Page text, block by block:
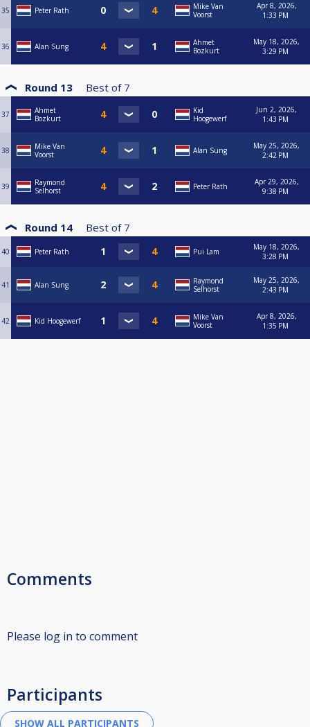
35 Peter Rath
Mike Van
Voorst
Apr 8, 2026,
1:33 PM
36 Alan Sung
Ahmet
Bozkurt
May 18, 2026,
3:29 PM
Round 13 Best of 7
37
Ahmet
Bozkurt
Kid
Hoogewerf
Jun 2, 2026,
1:43 PM
38
Mike Van
Voorst
Alan Sung
May 25, 2026,
2:42 PM
39
Raymond
Selhorst
Peter Rath
Apr 29, 2026,
9:38 PM
Round 14 Best of 7
40 Peter Rath Pui Lam
May 18, 2026,
3:28 PM
41 Alan Sung
Raymond
Selhorst
May 25, 2026,
2:43 PM
42 Kid Hoogewerf
Mike Van
Voorst
Apr 8, 2026,
1:35 PM
Comments
Please log in to comment
Participants